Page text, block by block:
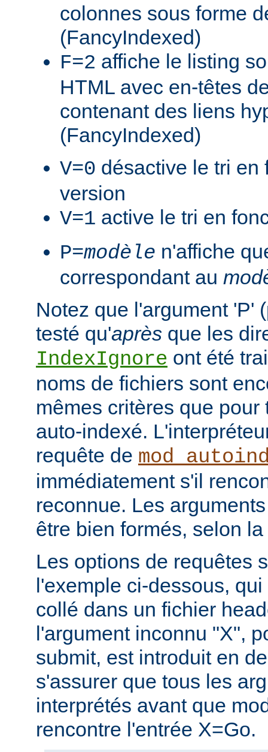
colonnes sous forme
(FancyIndexed)
F=2 affiche le listing
HTML avec en-têtes
contenant des liens
(FancyIndexed)
V=0 désactive le tri en
version
V=1 active le tri en
P=modèle n'affiche
correspondant au
Notez que l'argument 'P'
testé qu'après que les
IndexIgnore ont été
noms de fichiers sont
mêmes critères que pour
auto-indexé.
requête de
immédiatement s'il
reconnue. Les
être bien formés, selon
Les options de requêtes
l'exemple ci-dessous,
collé dans un fichier
l'argument inconnu "X",
submit, est introduit en
s'assurer que tous les
interprétés avant que
rencontre l'entrée X=Go.